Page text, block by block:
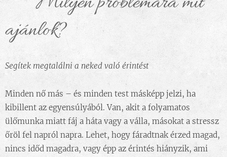
ajánlok?
Segítek megtalálni a neked való érintést
Minden nő más – és minden test másképp jelzi, ha
kibillent az egyensúlyából. Van, akit a folyamatos
ülőmunka miatt fáj a háta vagy a válla, másokat a stressz
őröl fel napról napra. Lehet, hogy fáradtnak érzed magad,
nincs időd magadra, vagy épp az érintés hiányzik, ami